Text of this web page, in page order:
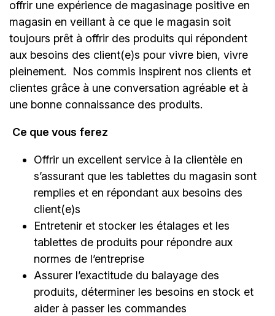
offrir une expérience de magasinage positive en
magasin en veillant à ce que le magasin soit
toujours prêt à offrir des produits qui répondent
aux besoins des client(e)s pour vivre bien, vivre
pleinement. Nos commis inspirent nos clients et
clientes grâce à une conversation agréable et à
une bonne connaissance des produits.
Ce que vous ferez
Offrir un excellent service à la clientèle en
s’assurant que les tablettes du magasin sont
remplies et en répondant aux besoins des
client(e)s
Entretenir et stocker les étalages et les
tablettes de produits pour répondre aux
normes de l’entreprise
Assurer l’exactitude du balayage des
produits, déterminer les besoins en stock et
aider à passer les commandes